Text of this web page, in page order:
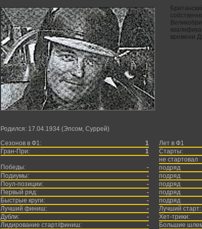
времени
Родился: 17.04.1934 (Эпсом, Суррей)
Сезонов в Ф1:
1
Лет в Ф1
Гран-При:
1
Старты:
не стартовал
Победы:
-
подряд
Подиумы:
-
подряд
Поул-позиции:
-
подряд
Первый ряд:
-
подряд
Быстрые круги:
-
подряд
Лучший финиш:
-
Лучший старт:
Дубли:
-
Хет-трики:
Лидирование старт/финиш:
- Большие